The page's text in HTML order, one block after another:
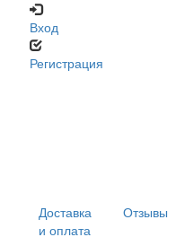
Вход
Регистрация
Доставка
и оплата
Отзывы